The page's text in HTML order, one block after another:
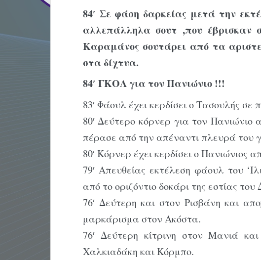
84′ Σε φάση δαρκείας μετά την
αλλεπάλληλα σουτ ,που έβρισκαν
Καραμάνος σουτάρει από τα
στα δίχτυα.
84′ ΓΚΟΛ για τον Πανιώνιο !!!
83′ Φάουλ έχει κερδίσει ο Τασουλής σε
80′ Δεύτερο κόρνερ για τον
πέρασε από την απέναντι πλευρά του
80′ Κόρνερ έχει κερδίσει ο Πανιώνιος
79′ Απευθείας εκτέλεση φάουλ του
από το οριζόντιο δοκάρι της εστίας του
76′ Δεύτερη και στον Ρισβάνη και
μαρκάρισμα στον Ακόστα.
76′ Δεύτερη κίτρινη στον Μανιά
Χαλκιαδάκη και Κόρμπο.